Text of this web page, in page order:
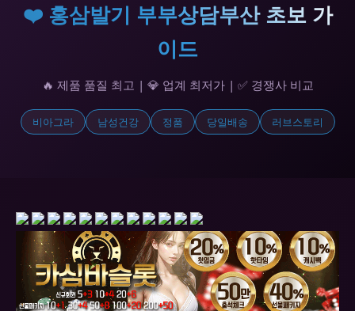
❤️ 홍삼발기 부부상담부산 초보 가
이드
🔥 제품 품질 최고 | 💎 업계 최저가 | ✅ 경쟁사 비교
비아그라 남성건강 정품 당일배송 러브스토리